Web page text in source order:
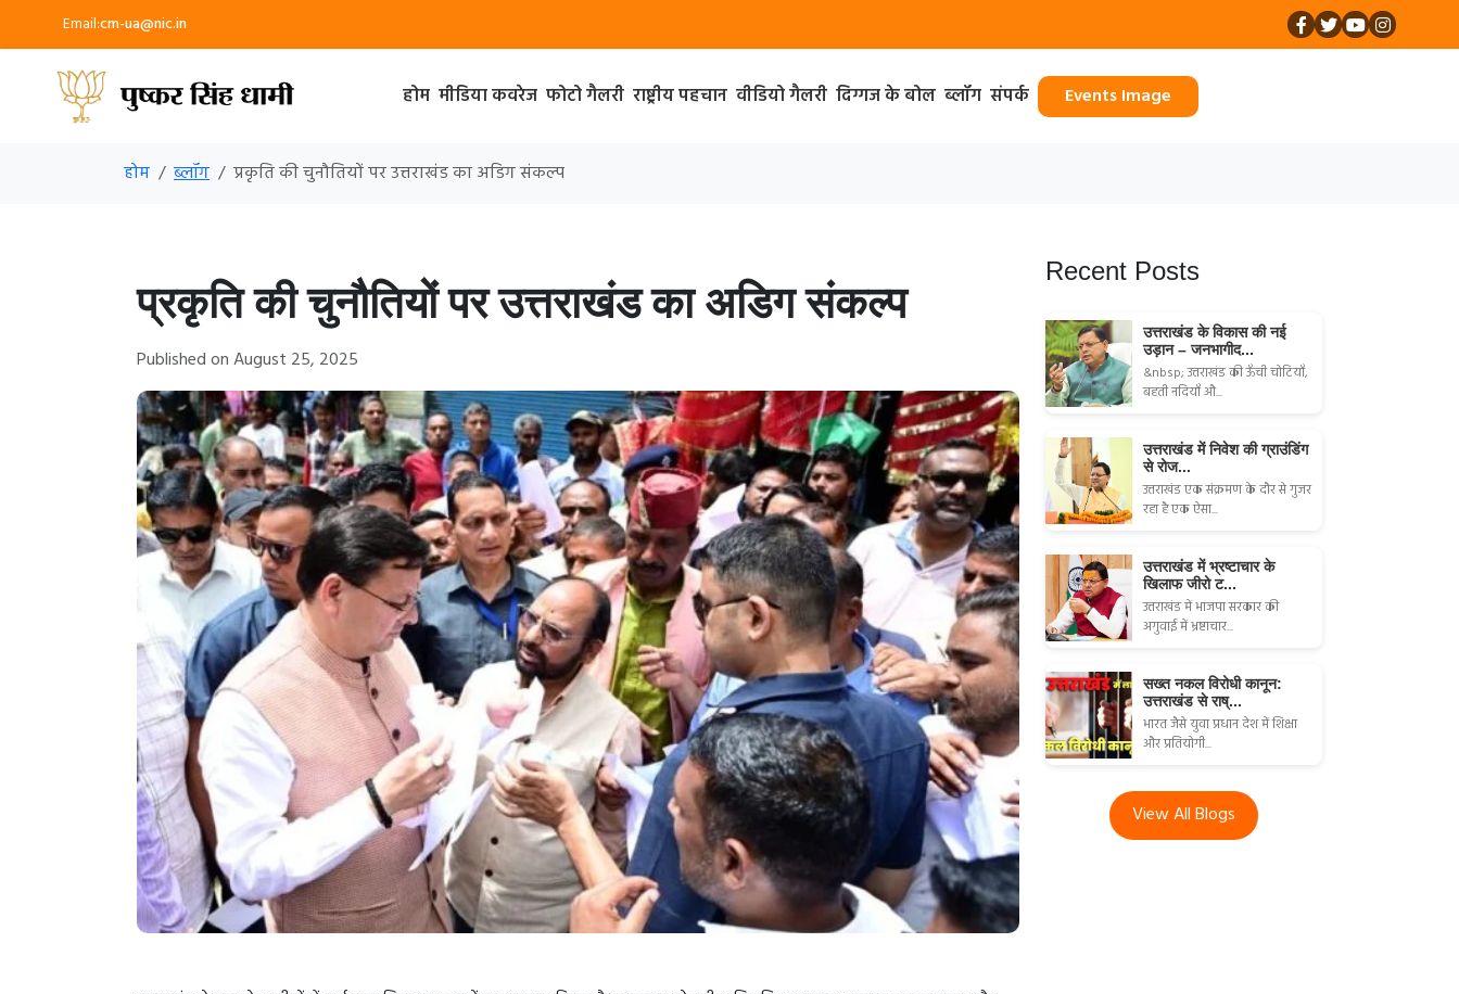
Email:cm-ua@nic.in
होम मीडिया कवरेज फोटो गैलरी राष्ट्रीय पहचान वीडियो गैलरी दिग्गज के बोल ब्लॉग संपर्क Events Image
होम ब्लॉग प्रकृति की चुनौतियों पर उत्तराखंड का अडिग संकल्प
प्रकृति की चुनौतियों पर उत्तराखंड का अडिग संकल्प
Published on August 25, 2025
Recent Posts
उत्तराखंड के विकास की नई
उड़ान – जनभागीद...
&nbsp; उत्तराखंड की ऊँची चोटियाँ,
बहती नदियाँ औ...
उत्तराखंड में निवेश की ग्राउंडिंग
से रोज...
उत्तराखंड एक संक्रमण के दौर से गुजर
रहा है एक ऐसा...
उत्तराखंड में भ्रष्टाचार के
खिलाफ जीरो ट...
उत्तराखंड में भाजपा सरकार की
अगुवाई में भ्रष्टाचार...
सख्त नकल विरोधी कानून:
उत्तराखंड से राष्...
भारत जैसे युवा प्रधान देश में शिक्षा
और प्रतियोगी...
View All Blogs